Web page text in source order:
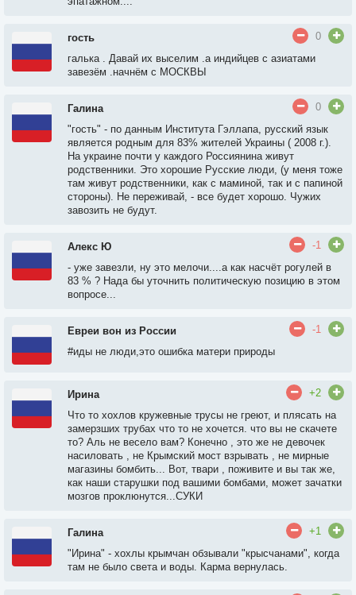
гость
0
галька . Давай их выселим .а индийцев с азиатами
завезём .начнём с МОСКВЫ
Галина
0
"гость" - по данным Института Гэллапа, русский язык
является родным для 83% жителей Украины⁠⁠ ( 2008 г.).
На украине почти у каждого Россиянина живут
родственники. Это хорошие Русские люди, (у меня тоже
там живут родственники, как с маминой, так и с папиной
стороны). Не переживай, - все будет хорошо. Чужих
завозить не будут.
Алекс Ю
-1
- уже завезли, ну это мелочи....а как насчёт рогулей в
83 % ? Нада бы уточнить политическую позицию в этом
вопросе...
Евреи вон из России
-1
#иды не люди,это ошибка матери природы
Ирина
+2
Что то хохлов кружевные трусы не греют, и плясать на
замерзших трубах что то не хочется. что вы не скачете
то? Аль не весело вам? Конечно , это же не девочек
насиловать , не Крымский мост взрывать , не мирные
магазины бомбить... Вот, твари , поживите и вы так же,
как наши старушки под вашими бомбами, может зачатки
мозгов проклюнутся...СУКИ
Галина
+1
"Ирина" - хохлы крымчан обзывали "крысчанами", когда
там не было света и воды. Карма вернулась.